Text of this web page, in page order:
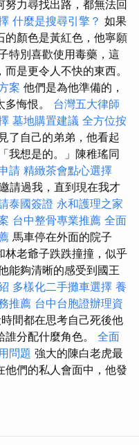
力尋找出路，都無法回
什麼是搜尋引擎？ 如果
的顏色是黃紅色，他寧願
特別喜歡使用毒藥，這
是更令人不快的東西。
案 他們是為他準備的，
悔恨。 台灣五大律師
墓地購置建議 全方位按
了自己的弟弟，他看起
我想是的。」陳稚瑤同
請 精緻茶會點心選擇
請過我，直到現在我才
泰國簽證 永和護理之家
台中整骨專業推薦 全面
馬車停在外面的院子
林老爺子跌跌撞撞，似乎
能夠清晰的感受到國王
多樣化二手攤車選擇 養
推薦 台中台胞證辦理資
間都在思考自己死後他
分配什麼角色。 全面
問題 強大的陳白老虎最
他們的私人會面中，他發